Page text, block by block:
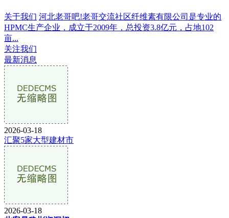
关于我们 河北老哥吧!老哥交流社区纤维素有限公司是专业的
HPMC生产企业，成立于2009年，总投资3.8亿元，占地102
亩...
关注我们
最新消息
2026-03-18
汇聚5家大型建材市
2026-03-18